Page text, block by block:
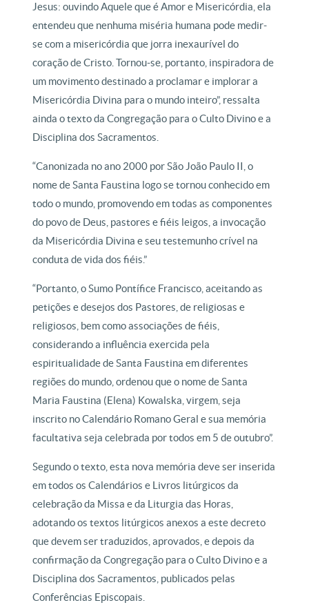
Jesus: ouvindo Aquele que é Amor e Misericórdia, ela
entendeu que nenhuma miséria humana pode medir-
se com a misericórdia que jorra inexaurível do
coração de Cristo. Tornou-se, portanto, inspiradora de
um movimento destinado a proclamar e implorar a
Misericórdia Divina para o mundo inteiro”, ressalta
ainda o texto da Congregação para o Culto Divino e a
Disciplina dos Sacramentos.
“Canonizada no ano 2000 por São João Paulo II, o
nome de Santa Faustina logo se tornou conhecido em
todo o mundo, promovendo em todas as componentes
do povo de Deus, pastores e fiéis leigos, a invocação
da Misericórdia Divina e seu testemunho crível na
conduta de vida dos fiéis.”
“Portanto, o Sumo Pontífice Francisco, aceitando as
petições e desejos dos Pastores, de religiosas e
religiosos, bem como associações de fiéis,
considerando a influência exercida pela
espiritualidade de Santa Faustina em diferentes
regiões do mundo, ordenou que o nome de Santa
Maria Faustina (Elena) Kowalska, virgem, seja
inscrito no Calendário Romano Geral e sua memória
facultativa seja celebrada por todos em 5 de outubro”.
Segundo o texto, esta nova memória deve ser inserida
em todos os Calendários e Livros litúrgicos da
celebração da Missa e da Liturgia das Horas,
adotando os textos litúrgicos anexos a este decreto
que devem ser traduzidos, aprovados, e depois da
confirmação da Congregação para o Culto Divino e a
Disciplina dos Sacramentos, publicados pelas
Conferências Episcopais.